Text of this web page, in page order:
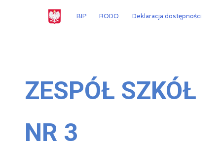
BIP RODO Deklaracja dostępności
ZESPÓŁ SZKÓŁ
NR 3